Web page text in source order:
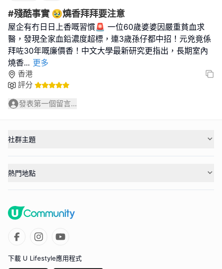
#殘酷事實 🥹燒香拜拜要注意
屋企有冇日日上香嘅習慣🚨 一位60歲婆婆因嚴重貧血求
醫，發現全家血鉛濃度超標，連3歲孫仔都中招！元兇竟係
拜咗30年嘅廉價香！中文大學最新研究更指出，長期室內
燒香... 更多
香港
評分
發表第一個留言...
社群主題
熱門地點
下載 U Lifestyle應用程式